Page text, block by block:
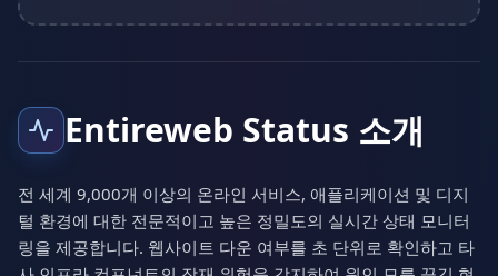
Entireweb Status 소개
전 세계 9,000개 이상의 온라인 서비스, 애플리케이션 및 디지
털 환경에 대한 전문적이고 높은 정밀도의 실시간 상태 모니터
링을 제공합니다. 웹사이트 다운 여부를 초 단위로 확인하고 타